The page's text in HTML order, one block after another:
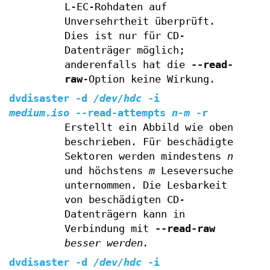
L-EC-Rohdaten auf
Unversehrtheit überprüft.
Dies ist nur für CD-
Datenträger möglich;
anderenfalls hat die
--read-
raw-Option keine Wirkung.
dvdisaster
-d /dev/hdc
-i
medium.iso
--read-attempts n-m
-r
Erstellt ein Abbild wie oben
beschrieben. Für beschädigte
Sektoren werden mindestens n
und höchstens mLeseversuche
unternommen. Die Lesbarkeit
von beschädigten CD-
Datenträgern kann in
Verbindung mit
--read-raw
besser werden.
dvdisaster
-d /dev/hdc
-i